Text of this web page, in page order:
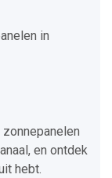
in
en ontdek
hebt.